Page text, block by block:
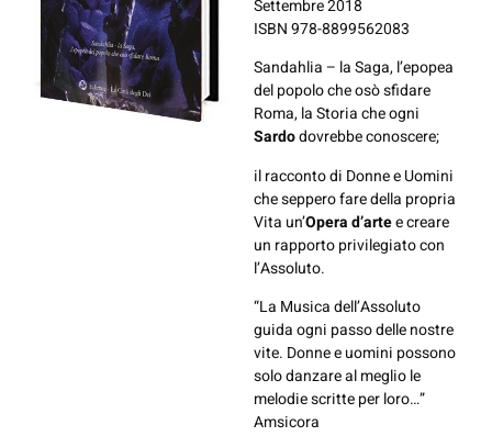
Settembre 2018
ISBN 978-8899562083
Sandahlia – la Saga, l’epopea
del popolo che osò sfidare
Roma, la Storia che ogni
Sardodovrebbe conoscere;
il racconto di Donne e Uomini
che seppero fare della propria
Vita un’Opera d’artee creare
un rapporto privilegiato con
l’Assoluto.
“La Musica dell’Assoluto
guida ogni passo delle nostre
vite. Donne e uomini possono
solo danzare al meglio le
melodie scritte per loro…”
Amsicora